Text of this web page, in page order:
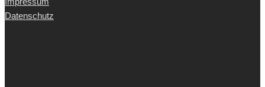
Datenschutz